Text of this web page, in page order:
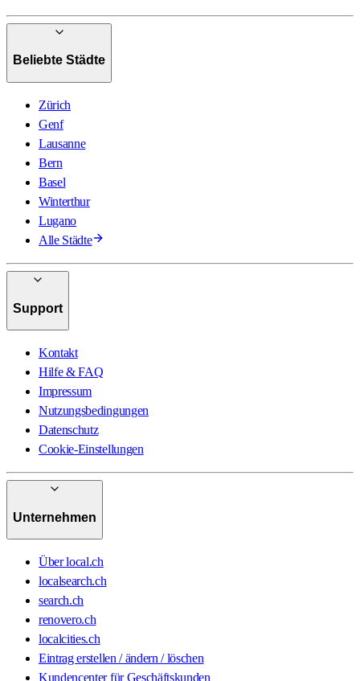
Beliebte Städte
Zürich
Genf
Lausanne
Bern
Basel
Winterthur
Lugano
Alle Städte
Support
Kontakt
Hilfe & FAQ
Impressum
Nutzungsbedingungen
Datenschutz
Cookie-Einstellungen
Unternehmen
Über local.ch
localsearch.ch
search.ch
renovero.ch
localcities.ch
Eintrag erstellen / ändern / löschen
Kundencenter für Geschäftskunden